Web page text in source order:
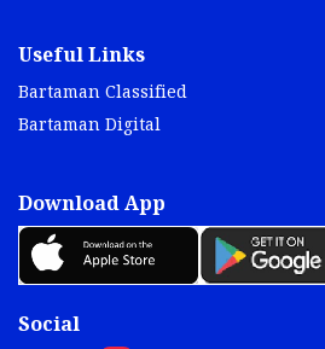
Useful Links
Bartaman Classified
Bartaman Digital
Download App
Social